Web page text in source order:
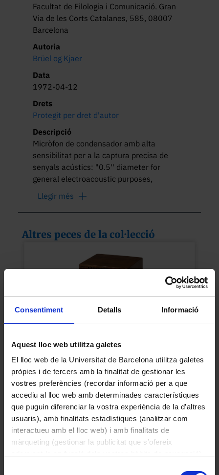
Consentiment Detalls Informació
Aquest lloc web utilitza galetes
El lloc web de la Universitat de Barcelona utilitza galetes
pròpies i de tercers amb la finalitat de gestionar les
vostres preferències (recordar informació per a que
accediu al lloc web amb determinades característiques
que puguin diferenciar la vostra experiència de la d’altres
usuaris), amb finalitats estadístiques (analitzar com
interactueu amb el lloc web) i amb finalitats de
màrqueting (gestionar la publicitat que s’ofereix
Facultat de Filologia i Comunicació. Gran
Via de les Corts Catalanes, 585, 08007
Barcelona
Autoria
Brüel og Kjaer
Data
1972-04-12
Drets
Protegit per dret d'autor
Descripció
Micròfon de condensador amb alta
sensibilitat per a la captura precisa de
senyals acústics: "0.5'' diameter for
general electroacoustic purposes,
loudspeaker and microphone
measurements".
Llegir més
Altres peces de la col·lecció
Altaveu
Desconegut